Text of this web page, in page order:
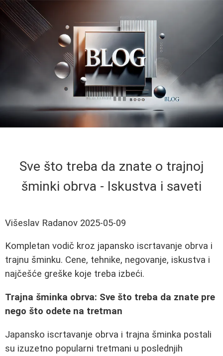
Sve što treba da znate o trajnoj
šminki obrva - Iskustva i saveti
Višeslav Radanov 2025-05-09
Kompletan vodič kroz japansko iscrtavanje obrva i
trajnu šminku. Cene, tehnike, negovanje, iskustva i
najčešće greške koje treba izbeći.
Trajna šminka obrva: Sve što treba da znate pre
nego što odete na tretman
Japansko iscrtavanje obrva i trajna šminka postali
su izuzetno popularni tretmani u poslednjih